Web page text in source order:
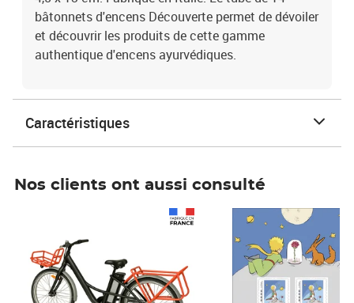
bâtonnets d'encens Découverte permet de dévoiler
et découvrir les produits de cette gamme
authentique d'encens ayurvédiques.
Caractéristiques
Nos clients ont aussi consulté
Prix 7,50€